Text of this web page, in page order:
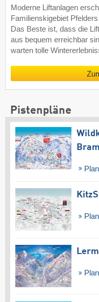
Moderne Liftanlagen
Familienskigebiet
Das Beste ist, dass die
aus bequem erreichbar
warten tolle
Pistenpläne
Plan
Plan
Plan